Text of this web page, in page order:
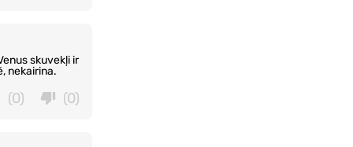
skuvekļi ir
nekairina.
(0)
(0)